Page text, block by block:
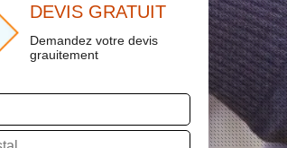
DEVIS GRATUIT
Demandez votre devis
grauitement